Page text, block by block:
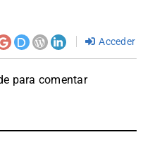
Acceder
para comentar